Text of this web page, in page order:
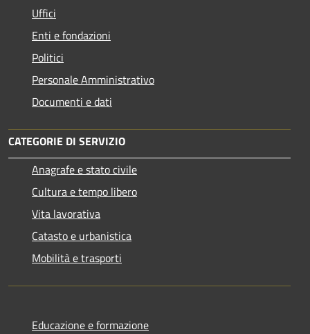
Uffici
Enti e fondazioni
Politici
Personale Amministrativo
Documenti e dati
CATEGORIE DI SERVIZIO
Anagrafe e stato civile
Cultura e tempo libero
Vita lavorativa
Catasto e urbanistica
Mobilità e trasporti
Educazione e formazione